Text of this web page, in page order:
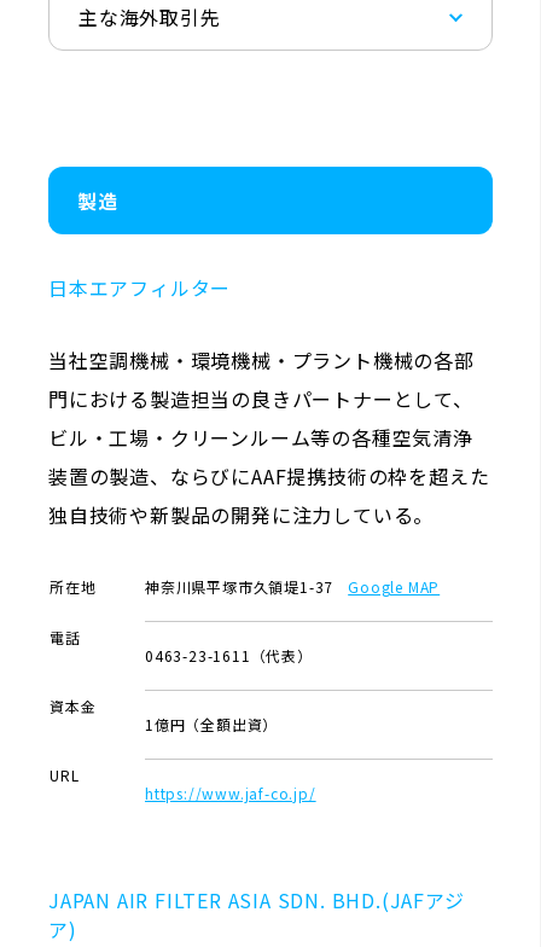
主な海外取引先
製造
日本エアフィルター
当社空調機械・環境機械・プラント機械の各部
門における製造担当の良きパートナーとして、
ビル・工場・クリーンルーム等の各種空気清浄
装置の製造、ならびにAAF提携技術の枠を超えた
独自技術や新製品の開発に注力している。
所在地 神奈川県平塚市久領堤1-37 Google MAP
電話
0463-23-1611（代表）
資本金
1億円（全額出資）
URL
https://www.jaf-co.jp/
JAPAN AIR FILTER ASIA SDN. BHD.(JAFアジ
ア)